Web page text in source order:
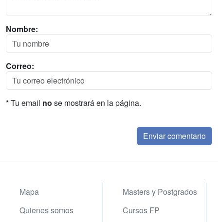
Nombre:
Correo:
* Tu email no se mostrará en la página.
Mapa
Quienes somos
Masters y Postgrados
Cursos FP